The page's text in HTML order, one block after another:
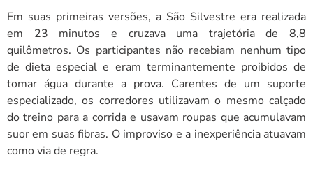
Em suas primeiras versões, a São Silvestre era realizada
em 23 minutos e cruzava uma trajetória de 8,8
quilômetros. Os participantes não recebiam nenhum tipo
de dieta especial e eram terminantemente proibidos de
tomar água durante a prova. Carentes de um suporte
especializado, os corredores utilizavam o mesmo calçado
do treino para a corrida e usavam roupas que acumulavam
suor em suas fibras. O improviso e a inexperiência atuavam
como via de regra.